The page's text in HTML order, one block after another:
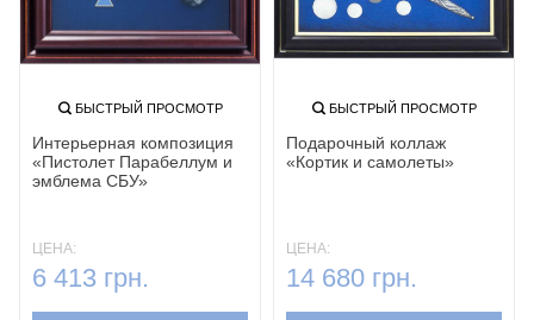
БЫСТРЫЙ ПРОСМОТР
Интерьерная композиция
«Пистолет Парабеллум и
эмблема СБУ»
ЦЕНА:
6 413 грн.
БЫСТРЫЙ ПРОСМОТР
Подарочный коллаж
«Кортик и самолеты»
ЦЕНА:
14 680 грн.